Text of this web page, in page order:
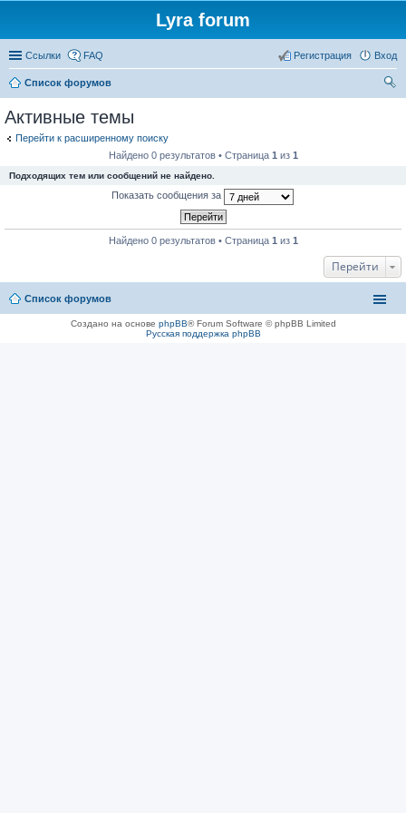
Lyra forum
Ссылки FAQ Вход
Регистрация
Список форумов
Активные темы
Перейти к расширенному поиску
Найдено 0 результатов • Страница 1 из 1
Подходящих тем или сообщений не найдено.
Показать сообщения за
Найдено 0 результатов • Страница 1 из 1
Перейти
Список форумов
Создано на основе phpBB® Forum Software © phpBB Limited
Русская поддержка phpBB